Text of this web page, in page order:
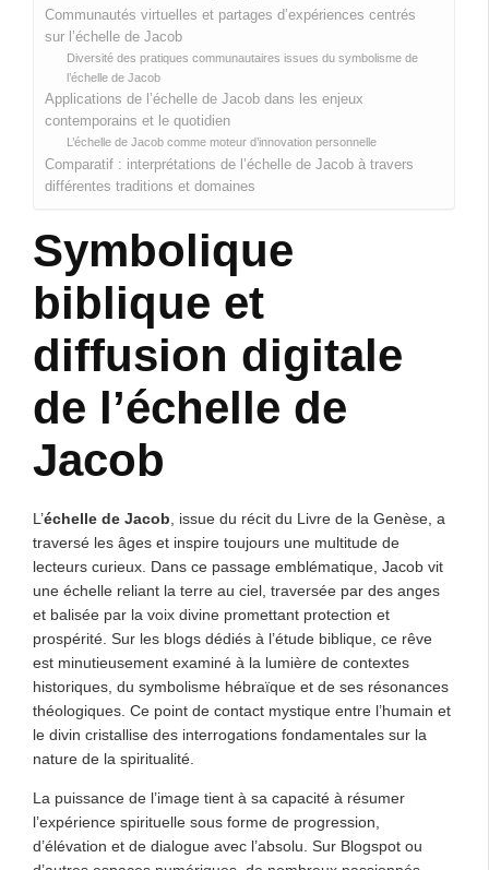
Communautés virtuelles et partages d’expériences centrés
sur l’échelle de Jacob
Diversité des pratiques communautaires issues du symbolisme de
l’échelle de Jacob
Applications de l’échelle de Jacob dans les enjeux
contemporains et le quotidien
L’échelle de Jacob comme moteur d’innovation personnelle
Comparatif : interprétations de l’échelle de Jacob à travers
différentes traditions et domaines
Symbolique
biblique et
diffusion digitale
de l’échelle de
Jacob
L’échelle de Jacob , issue du récit du Livre de la Genèse, a
traversé les âges et inspire toujours une multitude de
lecteurs curieux. Dans ce passage emblématique, Jacob vit
une échelle reliant la terre au ciel, traversée par des anges
et balisée par la voix divine promettant protection et
prospérité. Sur les blogs dédiés à l’étude biblique, ce rêve
est minutieusement examiné à la lumière de contextes
historiques, du symbolisme hébraïque et de ses résonances
théologiques. Ce point de contact mystique entre l’humain et
le divin cristallise des interrogations fondamentales sur la
nature de la spiritualité.
La puissance de l’image tient à sa capacité à résumer
l’expérience spirituelle sous forme de progression,
d’élévation et de dialogue avec l’absolu. Sur Blogspot ou